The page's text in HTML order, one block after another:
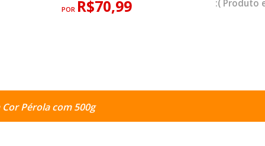
POR R$70,99
Pérola com 500g